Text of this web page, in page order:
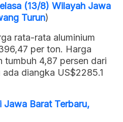
(13/8) Wilayah Jawa
Turun)
rata-rata aluminium
per ton. Harga
tumbuh 4,87 persen dari
diangka US$2285.1
Jawa Barat Terbaru,